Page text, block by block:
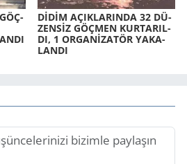
DİDİM AÇIK­LA­RIN­DA 32 DÜ­
ZENSİZ GÖÇ­MEN KUR­TA­RIL­
DI, 1 ORGANİZATÖR YA­KA­
LAN­DI